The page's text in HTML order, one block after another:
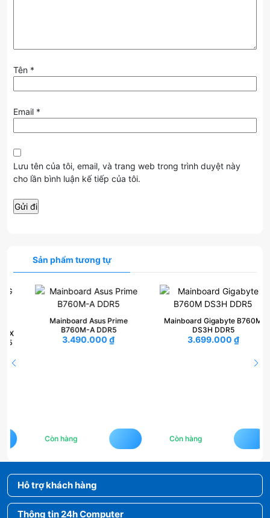
Tên *
Email *
Lưu tên của tôi, email, và trang web trong trình duyệt này
cho lần bình luận kế tiếp của tôi.
Sản phẩm tương tự
Mainboard Asus Prime
B760M-A DDR5
3.490.000₫
Còn hàng
Mainboard Gigabyte B760M
DS3H DDR5
3.699.000₫
Còn hàng
Hỗ trợ khách hàng
Thông tin 24h Computer